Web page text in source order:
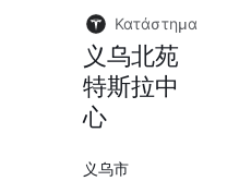
Κατάστημα
义乌北苑
特斯拉中
心
义乌市